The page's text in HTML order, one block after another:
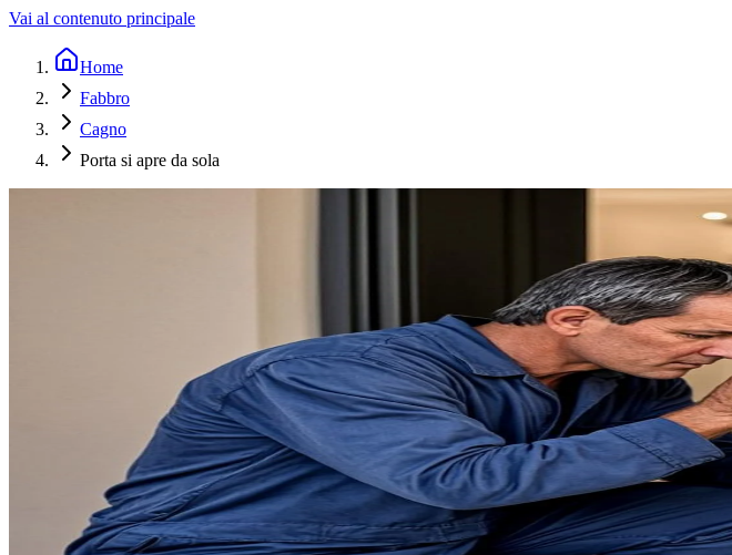
Vai al contenuto principale
Home
Fabbro
Cagno
Porta si apre da sola